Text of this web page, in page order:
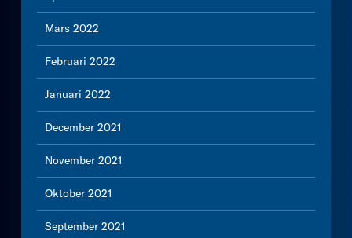
Mars 2022
Februari 2022
Januari 2022
December 2021
November 2021
Oktober 2021
September 2021